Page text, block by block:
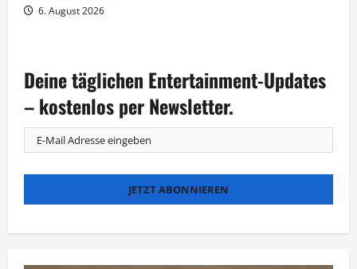
6. August 2026
Deine täglichen Entertainment-Updates
– kostenlos per Newsletter.